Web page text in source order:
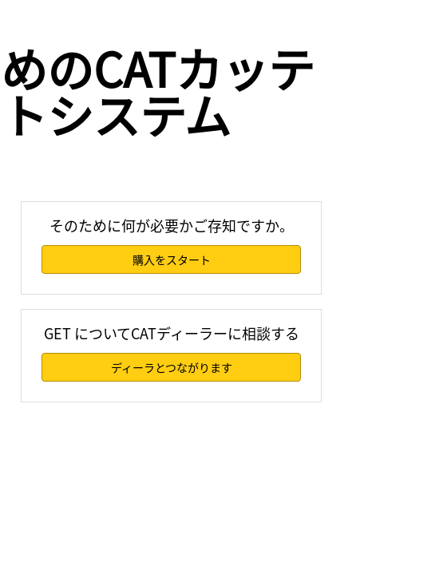
のCATカッテ
システム
そのために何が必要かご存知ですか。
購入をスタート
GET についてCATディーラーに相談する
ディーラとつながります